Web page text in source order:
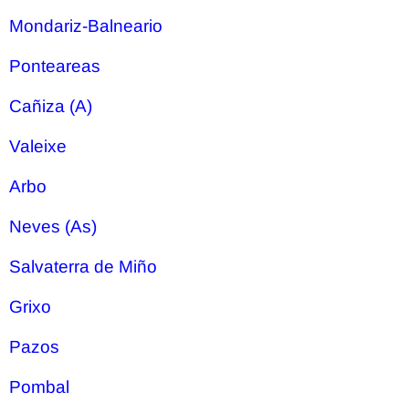
Mondariz-Balneario
Ponteareas
Cañiza (A)
Valeixe
Arbo
Neves (As)
Salvaterra de Miño
Grixo
Pazos
Pombal